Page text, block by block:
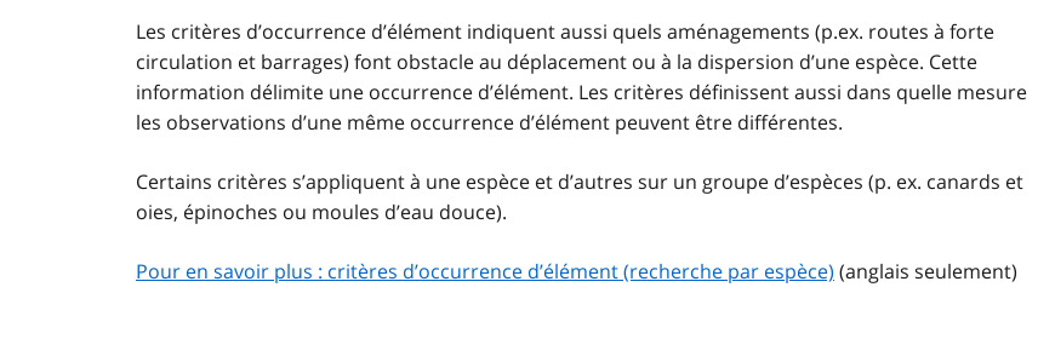
Les critères d’occurrence d’élément indiquent aussi quels aménagements (p.ex. routes à forte
circulation et barrages) font obstacle au déplacement ou à la dispersion d’une espèce. Cette
information délimite une occurrence d’élément. Les critères définissent aussi dans quelle mesure
les observations d’une même occurrence d’élément peuvent être différentes.
Certains critères s’appliquent à une espèce et d’autres sur un groupe d’espèces (p. ex. canards et
oies, épinoches ou moules d’eau douce).
Pour en savoir plus : critères d’occurrence d’élément (recherche par espèce) (anglais seulement)